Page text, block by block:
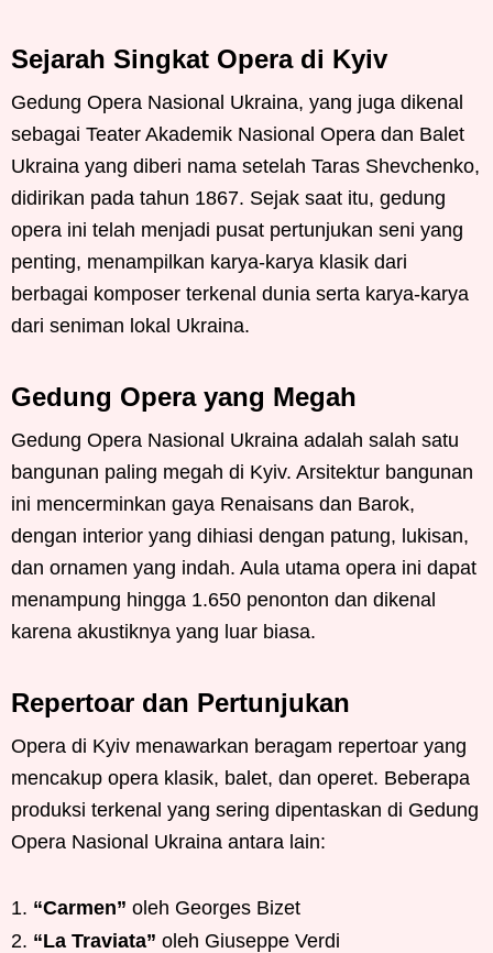
Sejarah Singkat Opera di Kyiv
Gedung Opera Nasional Ukraina, yang juga dikenal
sebagai Teater Akademik Nasional Opera dan Balet
Ukraina yang diberi nama setelah Taras Shevchenko,
didirikan pada tahun 1867. Sejak saat itu, gedung
opera ini telah menjadi pusat pertunjukan seni yang
penting, menampilkan karya-karya klasik dari
berbagai komposer terkenal dunia serta karya-karya
dari seniman lokal Ukraina.
Gedung Opera yang Megah
Gedung Opera Nasional Ukraina adalah salah satu
bangunan paling megah di Kyiv. Arsitektur bangunan
ini mencerminkan gaya Renaisans dan Barok,
dengan interior yang dihiasi dengan patung, lukisan,
dan ornamen yang indah. Aula utama opera ini dapat
menampung hingga 1.650 penonton dan dikenal
karena akustiknya yang luar biasa.
Repertoar dan Pertunjukan
Opera di Kyiv menawarkan beragam repertoar yang
mencakup opera klasik, balet, dan operet. Beberapa
produksi terkenal yang sering dipentaskan di Gedung
Opera Nasional Ukraina antara lain:
“Carmen” oleh Georges Bizet
“La Traviata” oleh Giuseppe Verdi